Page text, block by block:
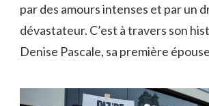
par des amours intenses et par un
dévastateur. C’est à travers son
Denise Pascale, sa première